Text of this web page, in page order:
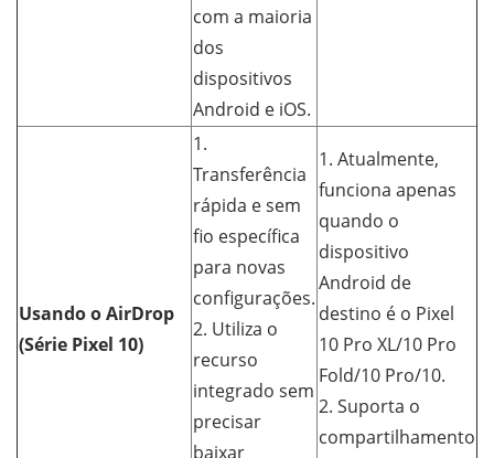
com a maioria
dos
dispositivos
Android e iOS.
Usando o AirDrop
(Série Pixel 10)
1.
Transferência
rápida e sem
fio específica
para novas
configurações.
2. Utiliza o
recurso
integrado sem
precisar
baixar
1. Atualmente,
funciona apenas
quando o
dispositivo
Android de
destino é o Pixel
10 Pro XL/10 Pro
Fold/10 Pro/10.
2. Suporta o
compartilhamento